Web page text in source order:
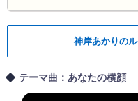
神岸あかりの
テーマ曲：あなたの横顔